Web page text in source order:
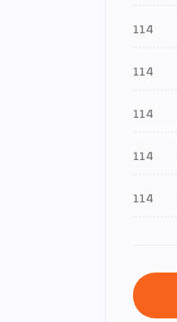
114
114
114
114
114